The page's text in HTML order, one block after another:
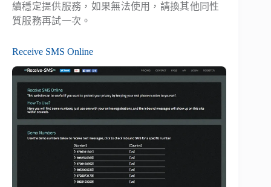
續穩定提供服務，如果無法使用，請換其他同性
質服務再試一次。
Receive SMS Online